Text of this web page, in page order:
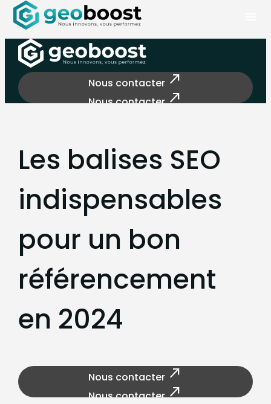
Nous contacter north_east
Nous contacternorth_east
Les balises SEO
indispensables
pour un bon
référencement
en 2024
Nous contacter north_east
Nous contacternorth_east
Panneau de gestion des cookies